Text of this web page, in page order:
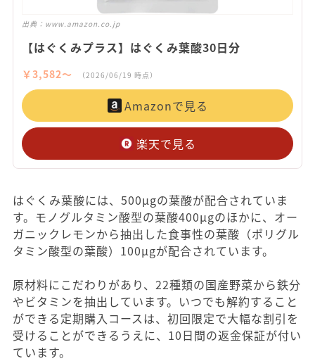
出典： www.amazon.co.jp
【はぐくみプラス】はぐくみ葉酸30日分
￥3,582〜 （2026/06/19 時点）
Amazonで見る
楽天で見る
はぐくみ葉酸には、500μgの葉酸が配合されていま
す。モノグルタミン酸型の葉酸400μgのほかに、オー
ガニックレモンから抽出した食事性の葉酸（ポリグル
タミン酸型の葉酸）100μgが配合されています。
原材料にこだわりがあり、22種類の国産野菜から鉄分
やビタミンを抽出しています。いつでも解約すること
ができる定期購入コースは、初回限定で大幅な割引を
受けることができるうえに、10日間の返金保証が付い
ています。